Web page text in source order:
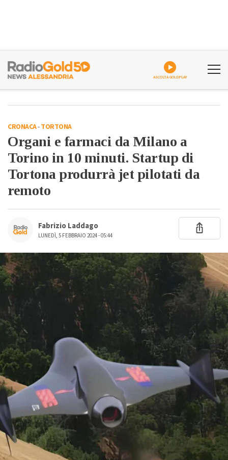
ASCOLTA GOLDPLAY
CRONACA-TORTONA
Organi e farmaci da Milano a
Torino in 10 minuti. Startup di
Tortona produrrà jet pilotati da
remoto
Fabrizio Laddago
LUNEDÌ, 5 FEBBRAIO 2024 - 05:44